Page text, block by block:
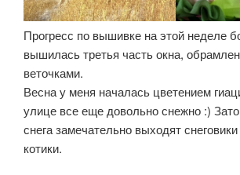
Прогресс по вышивке на этой неделе
вышилась третья часть окна,
веточками.
Весна у меня началась цветением
улице все еще довольно снежно :)
снега замечательно выходят
котики.